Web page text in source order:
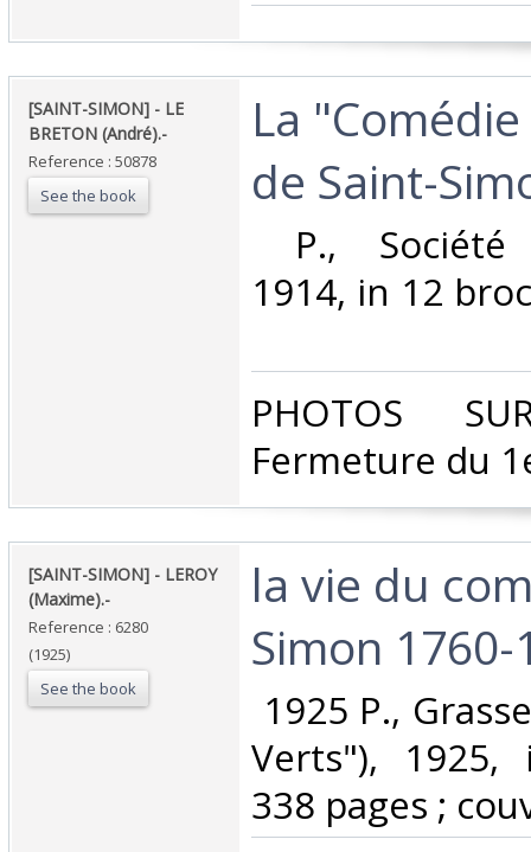
‎[SAINT-SIMON] - LE
BRETON (André).-‎
Reference : 50878
See the book
‎La
de Saint-
P., Société
1914, in 12
‎PHOTOS
Fermeture du
‎[SAINT-SIMON] - LEROY
(Maxime).-‎
Reference : 6280
(1925)
See the book
‎la vie du
Simon 1760-
1925 P.,
Verts"),
338 pages ;